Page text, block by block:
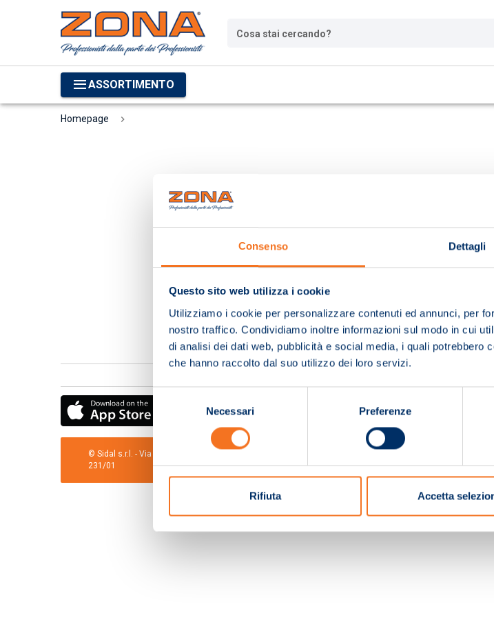
Consenso Dettagli
Questo sito web utilizza i cookie
Utilizziamo i cookie per personalizzare contenuti ed annunci, per
nostro traffico. Condividiamo inoltre informazioni sul modo in cui
di analisi dei dati web, pubblicità e social media, i quali potrebbero
che hanno raccolto dal suo utilizzo dei loro servizi.
Selezione
consenso
Necessari Preferenze
Rifiuta Accetta
Cosa stai cercando?
ASSORTIMENTO
Homepage
© Sidal s.r.l. - Via S.Agostino,50, 51100 Pistoia - Cod.Fisc. e Registro Imprese Pistoia 01680210505 –
231/01